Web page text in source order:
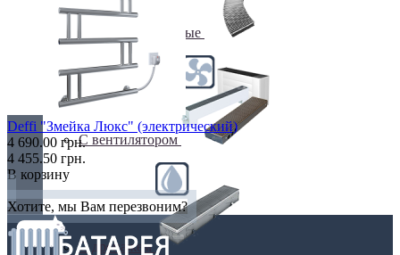
Радиусные/Угловые
С вентилятором
С дренажем
Deffi "Змейка Люкс" (электрический)
4 690.00 грн.
4 455.50 грн.
В корзину
Хотите, мы Вам перезвоним?